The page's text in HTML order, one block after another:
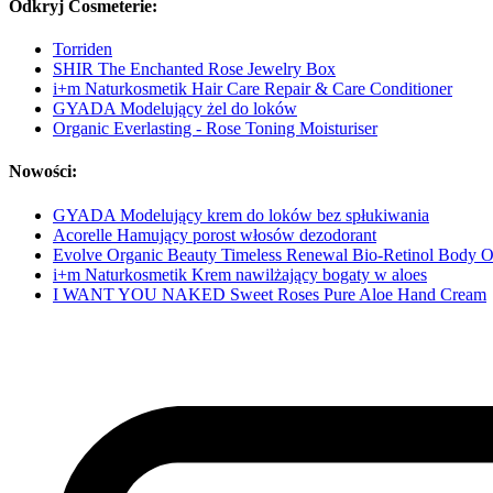
Odkryj Cosmeterie:
Torriden
SHIR The Enchanted Rose Jewelry Box
i+m Naturkosmetik Hair Care Repair & Care Conditioner
GYADA Modelujący żel do loków
Organic Everlasting - Rose Toning Moisturiser
Nowości:
GYADA Modelujący krem do loków bez spłukiwania
Acorelle Hamujący porost włosów dezodorant
Evolve Organic Beauty Timeless Renewal Bio-Retinol Body
i+m Naturkosmetik Krem nawilżający bogaty w aloes
I WANT YOU NAKED Sweet Roses Pure Aloe Hand Cream